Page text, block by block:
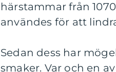
härstammar från
användes för att
Sedan dess har
smaker. Var och en